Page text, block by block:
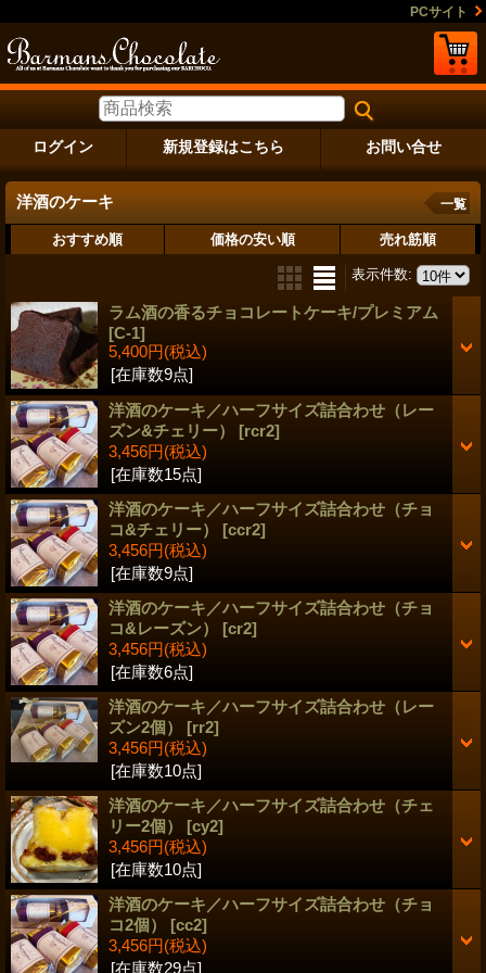
PCサイト
ログイン 新規登録はこちら お問い合せ
洋酒のケーキ 一覧
おすすめ順 価格の安い順 売れ筋順
表示件数:
ラム酒の香るチョコレートケーキ/プレミアム
[C-1]
5,400円(税込)
[在庫数9点]
洋酒のケーキ／ハーフサイズ詰合わせ（レー
ズン&チェリー） [rcr2]
3,456円(税込)
[在庫数15点]
洋酒のケーキ／ハーフサイズ詰合わせ（チョ
コ&チェリー） [ccr2]
3,456円(税込)
[在庫数9点]
洋酒のケーキ／ハーフサイズ詰合わせ（チョ
コ&レーズン） [cr2]
3,456円(税込)
[在庫数6点]
洋酒のケーキ／ハーフサイズ詰合わせ（レー
ズン2個） [rr2]
3,456円(税込)
[在庫数10点]
洋酒のケーキ／ハーフサイズ詰合わせ（チェ
リー2個） [cy2]
3,456円(税込)
[在庫数10点]
洋酒のケーキ／ハーフサイズ詰合わせ（チョ
コ2個） [cc2]
3,456円(税込)
[在庫数29点]